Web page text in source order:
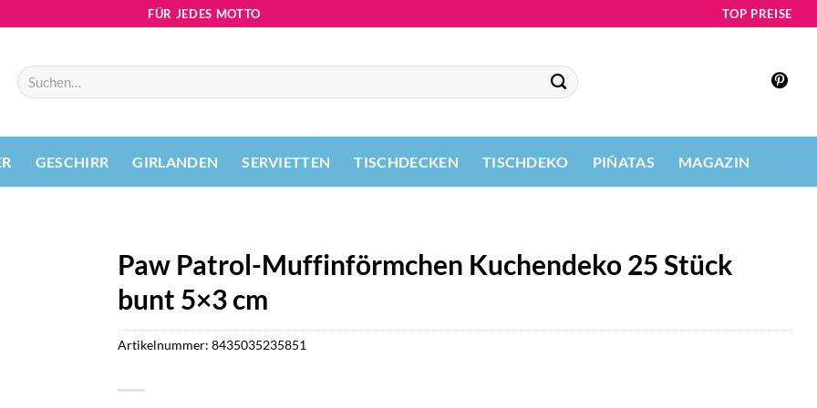
FÜR JEDES MOTTO TOP PREISE
Suchen
nach:
GESCHIRR GIRLANDEN SERVIETTEN TISCHDECKEN TISCHDEKO PIÑATAS MAGAZIN
Paw Patrol-Muffinförmchen Kuchendeko 25 Stück
bunt 5×3 cm
Artikelnummer: 8435035235851